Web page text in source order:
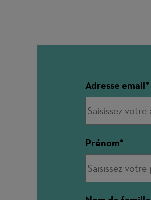
Adresse email
Prénom